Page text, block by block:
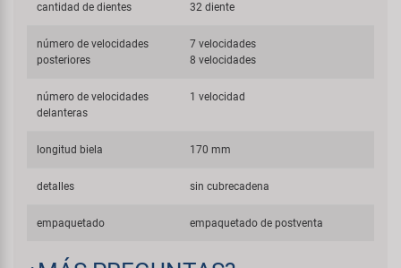
cantidad de dientes 32 diente
número de velocidades
posteriores
7 velocidades
8 velocidades
número de velocidades
delanteras
1 velocidad
longitud biela 170 mm
detalles sin cubrecadena
empaquetado empaquetado de postventa